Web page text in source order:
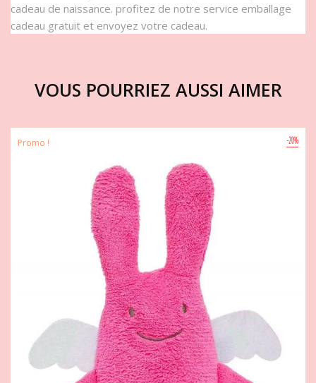
cadeau de naissance. profitez de notre service emballage
cadeau gratuit et envoyez votre cadeau.
VOUS POURRIEZ AUSSI AIMER
-20%
Promo !